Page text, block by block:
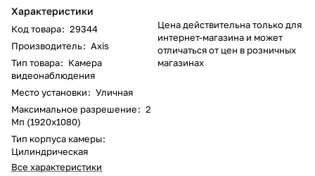
Характеристики
Код товара: 29344
Производитель: Axis
Тип товара: Камера
видеонаблюдения
Место установки: Уличная
Максимальное разрешение: 2
Мп (1920x1080)
Тип корпуса камеры:
Цилиндрическая
Все характеристики
Цена действительна только для
интернет-магазина и может
отличаться от цен в розничных
магазинах